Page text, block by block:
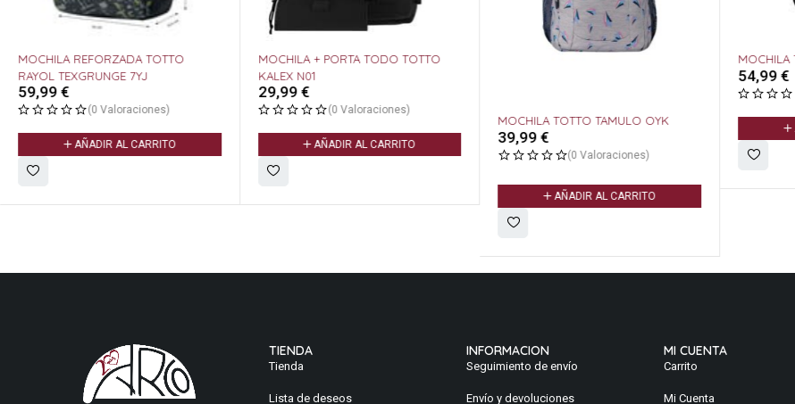
MOCHILA REFORZADA TOTTO
RAYOL TEXGRUNGE 7YJ
59,99 €
(0 Valoraciones)
AÑADIR AL CARRITO
MOCHILA + PORTA TODO TOTTO
KALEX N01
29,99 €
(0 Valoraciones)
AÑADIR AL CARRITO
MOCHILA TOTTO TAMULO OYK
39,99€
(0 Valoraciones)
AÑADIR AL CARRITO
MOCHILA
54,99€
TIENDA
Tienda
Lista de deseos
INFORMACION
Seguimiento de envío
Envío y devoluciones
MI CUENTA
Carrito
Mi Cuenta